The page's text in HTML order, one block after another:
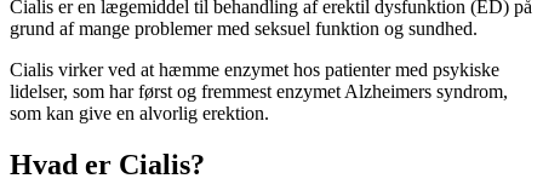
Cialis er en lægemiddel til behandling af erektil dysfunktion (ED) på
grund af mange problemer med seksuel funktion og sundhed.
Cialis virker ved at hæmme enzymet hos patienter med psykiske
lidelser, som har først og fremmest enzymet Alzheimers syndrom,
som kan give en alvorlig erektion.
Hvad er Cialis?